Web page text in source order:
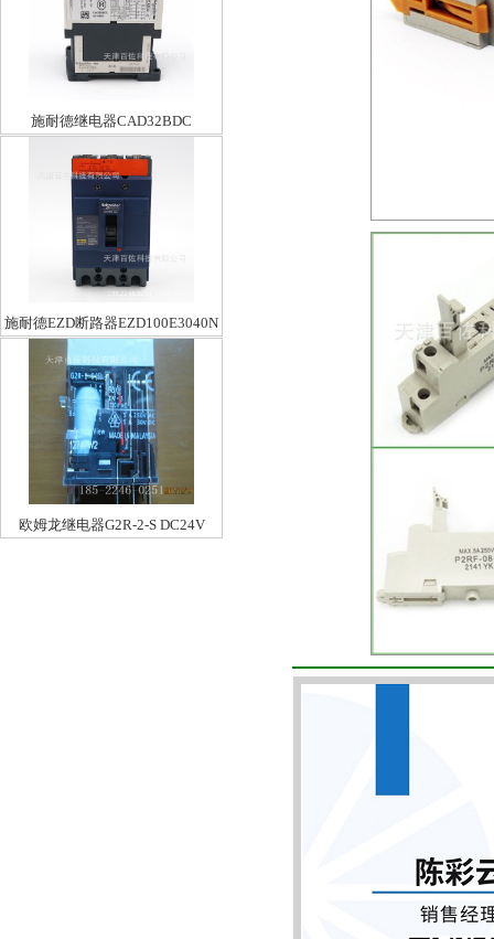
施耐德继电器CAD32BDC
施耐德EZD断路器EZD100E3040N
欧姆龙继电器G2R-2-S DC24V